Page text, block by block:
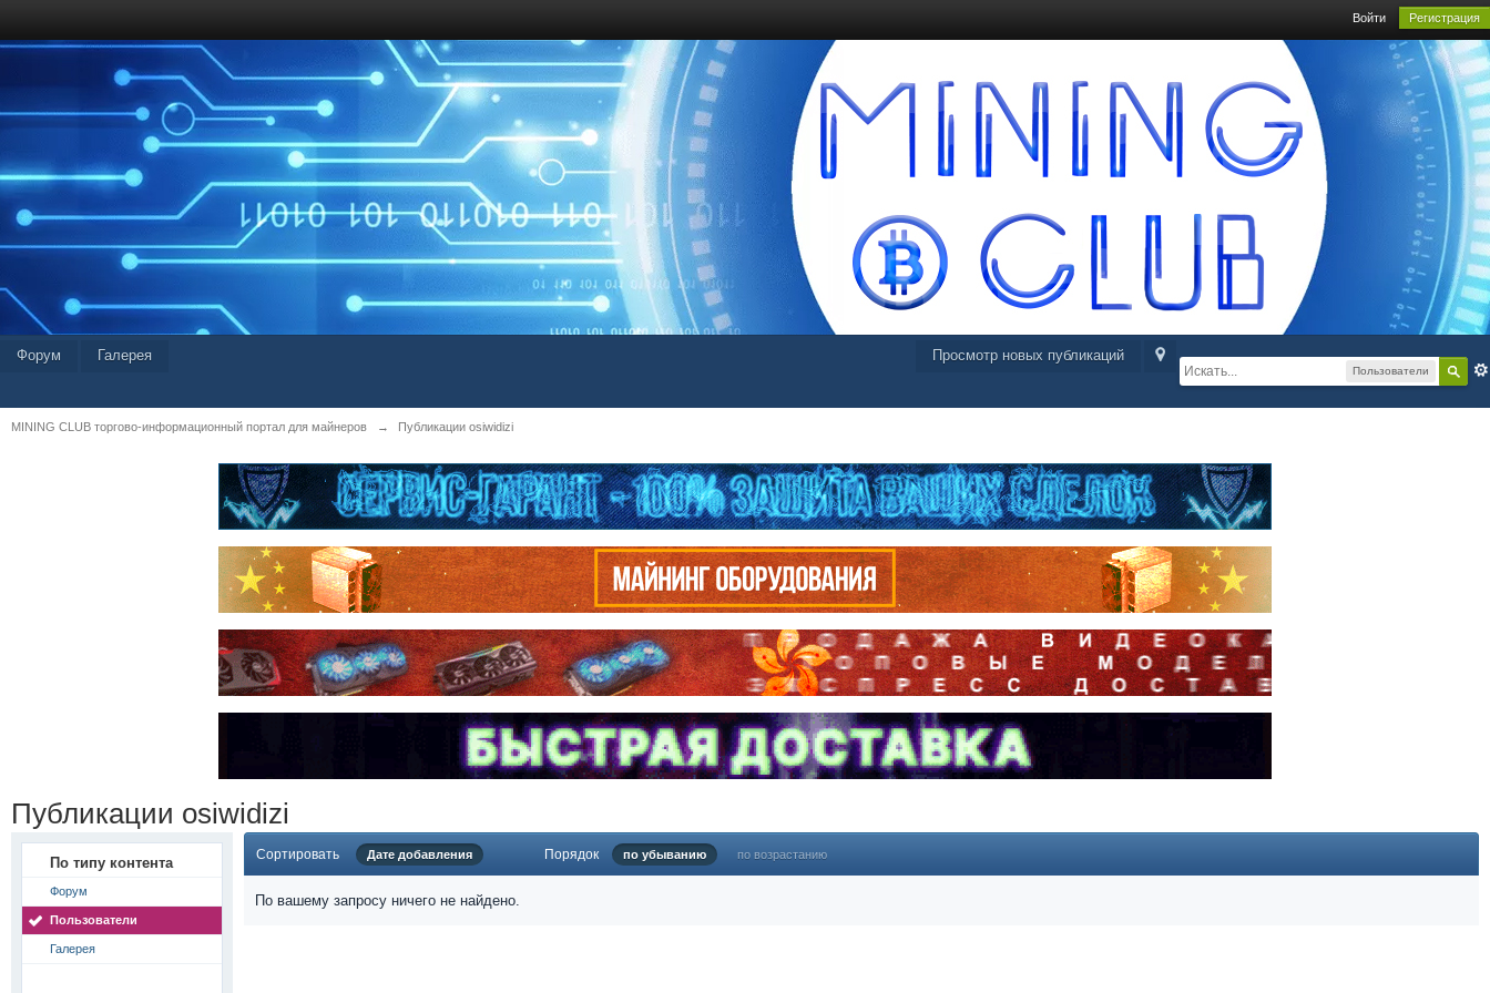
Войти Регистрация
Пользователи
Просмотр новых публикаций
Форум Галерея
MINING CLUB торгово-информационный портал для майнеров → Публикации osiwidizi
Публикации osiwidizi
По типу контента
Форум
Пользователи
Галерея
Сортировать Дате добавления Порядок по убыванию по возрастанию
По вашему запросу ничего не найдено.